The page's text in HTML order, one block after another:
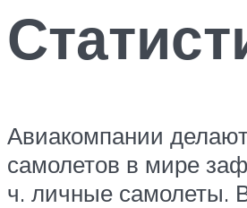
Авиакомпании
самолетов в мире
ч. личные самолеты.